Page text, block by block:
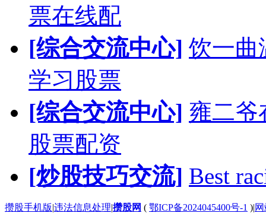
票在线配
[综合交流中心] 饮一曲
学习股票
[综合交流中心] 雍二爷
股票配资
[炒股技巧交流] Best
攒股手机版|违法信息处理|攒股网 ( 鄂ICP备2024045400号-1 )|